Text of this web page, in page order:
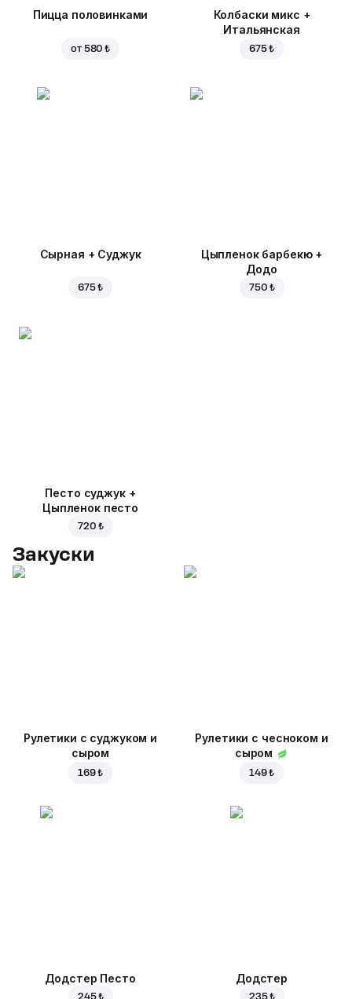
Пицца половинками
от 580 ₺
Колбаски микс +
Итальянская
675 ₺
Сырная + Суджук
675 ₺
Цыпленок барбекю +
Додо
750 ₺
Песто суджук +
Цыпленок песто
720 ₺
Закуски
Рулетики с суджуком и
сыром
169 ₺
Рулетики с чесноком и
сыром
149 ₺
Додстер Песто
245 ₺
Додстер
235 ₺